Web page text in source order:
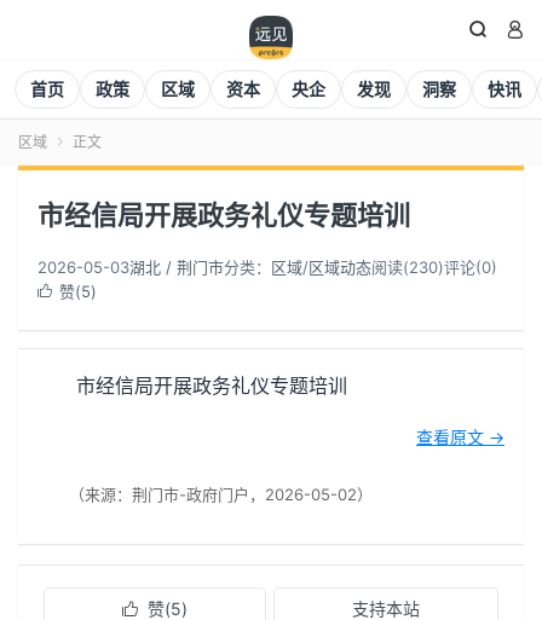
 
首页 政策 区域 资本 央企 发现 洞察 快讯
区域  正文
市经信局开展政务礼仪专题培训
2026-05-03湖北 / 荆门市分类： 区域/区域动态阅读(230)评论(0)
 赞(5)
市经信局开展政务礼仪专题培训
查看原文 →
（来源：荆门市-政府门户，2026-05-02）
 赞(5) 支持本站